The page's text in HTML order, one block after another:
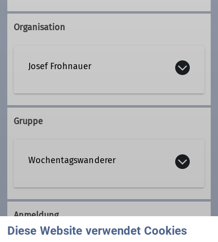
Organisation
Josef Frohnauer
08152 76305
Gruppe
Wochentagswanderer
Wir sind eine Gemeinschaft von
Wanderfreunden innerhalb der
Sektion, die
hauptsächlich jeden
Dienstag und Mittwoch, aber auch an
Anmeldung
Diese Website verwendet Cookies